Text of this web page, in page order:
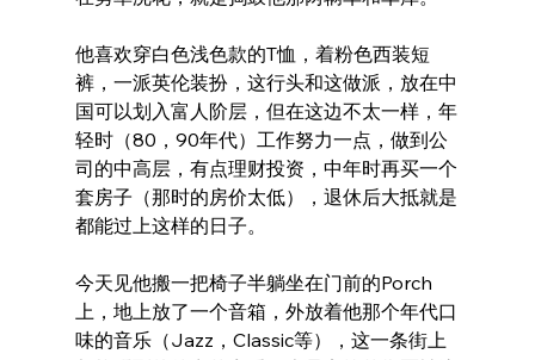
他喜欢穿白色浅色款的T恤，着粉色西装短
裤，一派英伦装扮，这行头和这做派，放在中
国可以划入富人阶层，但在这边不太一样，年
轻时（80，90年代）工作努力一点，做到公
司的中高层，有点理财投资，中年时再买一个
套房子（那时的房价太低），退休后大抵就是
都能过上这样的日子。
今天见他搬一把椅子半躺坐在门前的Porch
上，地上放了一个音箱，外放着他那个年代口
味的音乐（Jazz，Classic等），这一条街上